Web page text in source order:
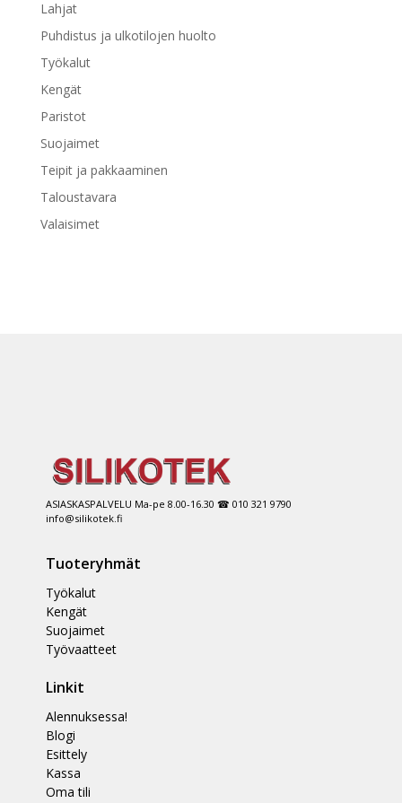
Lahjat
Puhdistus ja ulkotilojen huolto
Työkalut
Kengät
Paristot
Suojaimet
Teipit ja pakkaaminen
Taloustavara
Valaisimet
ASIASKASPALVELU Ma-pe 8.00-16.30 ☎ 010 321 9790
info@silikotek.fi
Tuoteryhmät
Työkalut
Kengät
Suojaimet
Työvaatteet
Linkit
Alennuksessa!
Blogi
Esittely
Kassa
Oma tili